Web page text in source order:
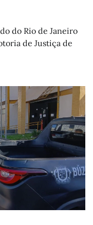
do Rio de Janeiro
de Justiça de